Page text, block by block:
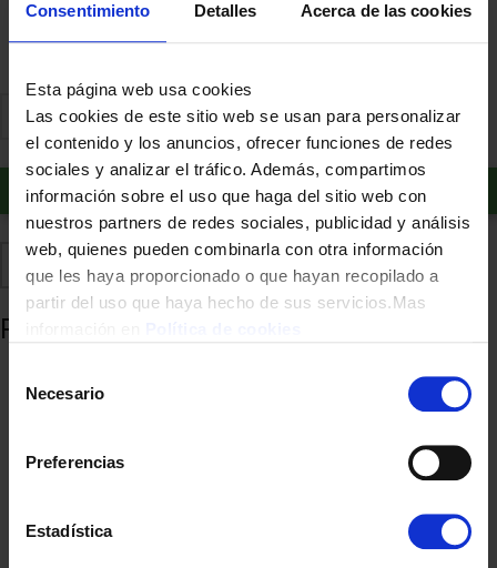
Consentimiento Detalles Acerca de las cookies
Esta página web usa cookies
Las cookies de este sitio web se usan para personalizar
el contenido y los anuncios, ofrecer funciones de redes
sociales y analizar el tráfico. Además, compartimos
información sobre el uso que haga del sitio web con
nuestros partners de redes sociales, publicidad y análisis
web, quienes pueden combinarla con otra información
que les haya proporcionado o que hayan recopilado a
partir del uso que haya hecho de sus servicios.Mas
Necesario
Preferencias
Estadística
Añadir al carrito
Añadir a favoritos
Productos relacionados